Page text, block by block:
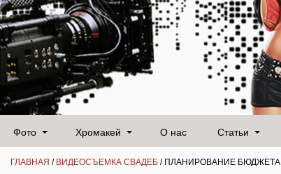
Фото Хромакей О нас Статьи
ГЛАВНАЯ / ВИДЕОСЪЕМКА СВАДЕБ / ПЛАНИРОВАНИЕ БЮДЖЕТА